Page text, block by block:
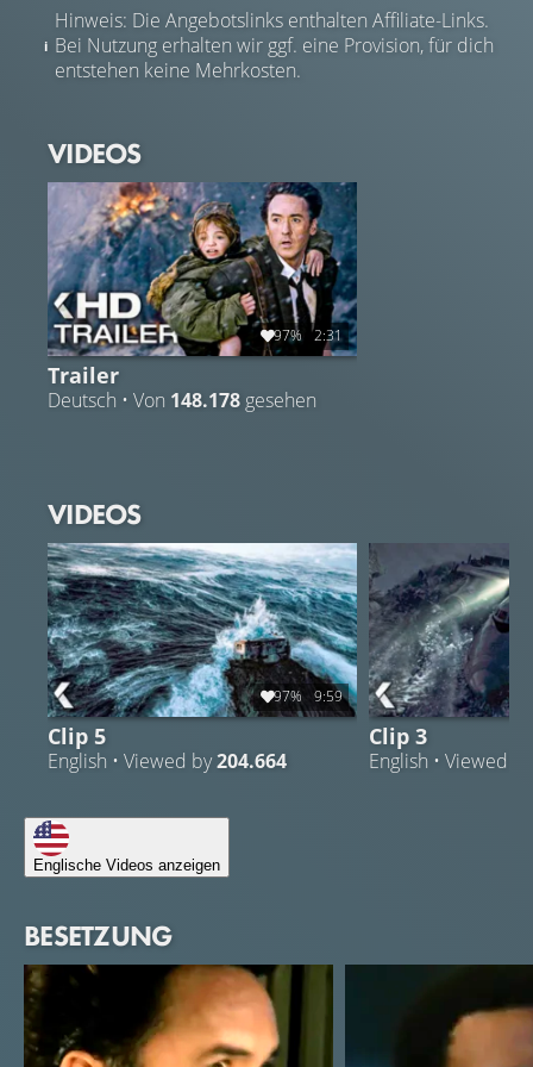
Hinweis: Die Angebotslinks enthalten Affiliate-Links.
Bei Nutzung erhalten wir ggf. eine Provision, für dich
entstehen keine Mehrkosten.
VIDEOS
97% 2:31
Trailer
Deutsch • Von 148.178 gesehen
VIDEOS
97% 9:59
Clip 5
English • Viewed by204.664
Clip 3
English • Viewed
Englische Videos anzeigen
BESETZUNG